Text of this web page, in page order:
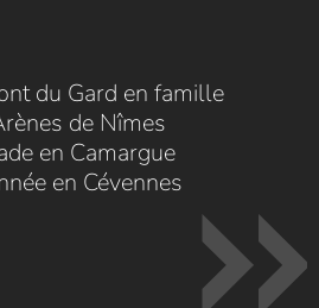
du Gard en famille
de Nîmes
en Camargue
en Cévennes